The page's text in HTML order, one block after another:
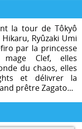
la tour de Tôkyô
Ryûzaki Umi
par la princesse
mage Clef, elles
du chaos, elles
et délivrer la
prêtre Zagato...